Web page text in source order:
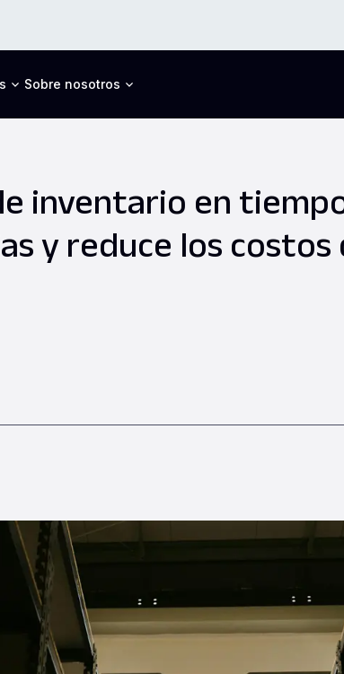
Sobre nosotros
inventario en
y reduce los costos